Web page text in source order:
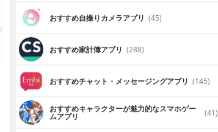
おすすめ自撮りカメラアプリ (45)
おすすめ家計簿アプリ (288)
おすすめチャット・メッセージングアプリ (145)
おすすめキャラクターが魅力的なスマホゲー
ムアプリ (41)